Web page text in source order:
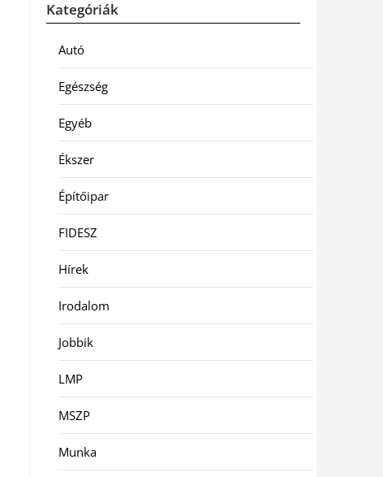
Kategóriák
Autó
Egészség
Egyéb
Ékszer
Építőipar
FIDESZ
Hírek
Irodalom
Jobbik
LMP
MSZP
Munka